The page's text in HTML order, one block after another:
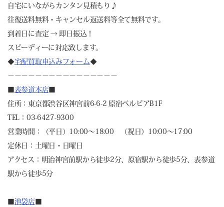
自宅にいながらカンタン見積もり♪
往復送料無料・キャンセル返送料等全て無料です。
到着日に査定 → 即日振込！
スピーディーに対応致します。
◆宅配買取申込みフォーム◆
－－－－－－－－－－－－－－－－
表参道本店
住所：東京都渋谷区神宮前6-6-2 原宿ベルピアB1F
TEL：03-6427-9300
営業時間：（平日）10:00～18:00 （祝日）10:00～17:00
定休日：土曜日・日曜日
アクセス：明治神宮前駅から徒歩2分、原宿駅から徒歩5分、表参道
駅から徒歩5分
池袋店